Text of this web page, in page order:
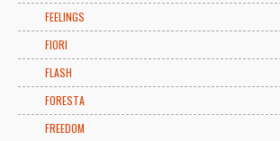
FEELINGS
FIORI
FLASH
FORESTA
FREEDOM